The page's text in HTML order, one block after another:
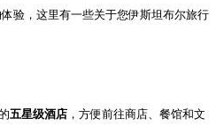
验，这里有一些关于您伊斯坦布尔旅行
五星级酒店 ，方便前往商店、餐馆和文